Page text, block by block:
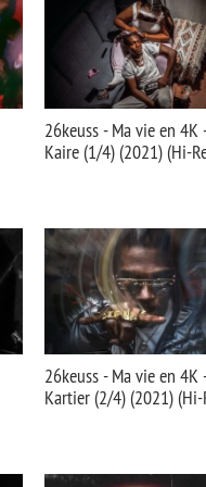
26keuss - Ma vie en 4K
Kaire (1/4) (2021) (Hi-
26keuss - Ma vie en 4K
Kartier (2/4) (2021) (Hi-